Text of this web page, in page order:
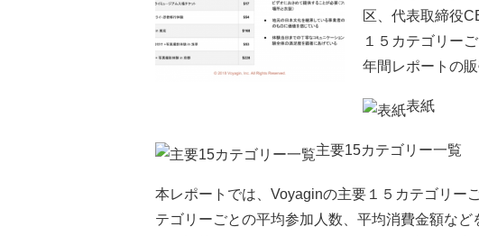
区、代表取締役
１５カテゴリー
年間レポートの
表紙
主要15カテゴリー一覧
本レポートでは、Voyaginの主要１５カテゴリー
テゴリーごとの平均参加人数、平均消費金額な